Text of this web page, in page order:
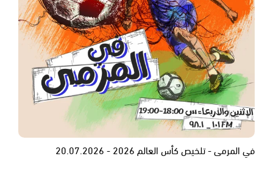
في المرمى - تلخيص كأس العالم 2026 - 20.07.2026